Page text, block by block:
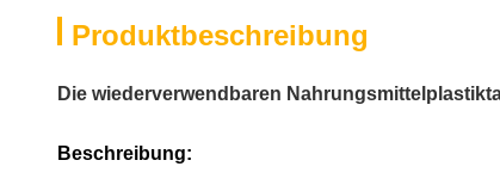
Produktbeschreibung
Die wiederverwendbaren
Beschreibung: